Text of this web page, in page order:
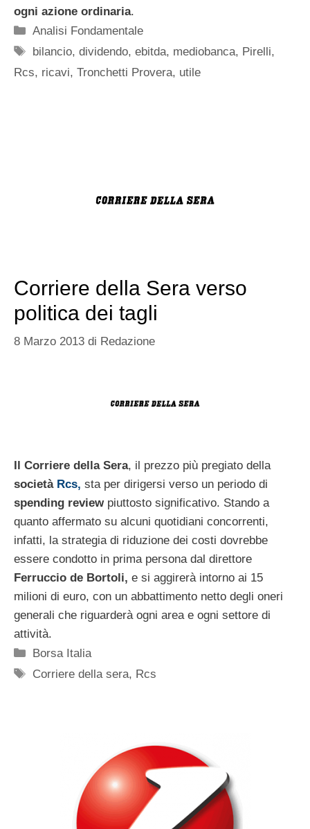
ogni azione ordinaria.
Categorie
Analisi Fondamentale
Tag
bilancio,dividendo,ebitda, mediobanca, Pirelli,
Rcs, ricavi, Tronchetti Provera, utile
Corriere della Sera verso
politica dei tagli
8 Marzo 2013 di Redazione
Il Corriere della Sera, il prezzo più pregiato della
società Rcs, sta per dirigersi verso un periodo di
spending review piuttosto significativo. Stando a
quanto affermato su alcuni quotidiani concorrenti,
infatti, la strategia di riduzione dei costi dovrebbe
essere condotto in prima persona dal direttore
Ferruccio de Bortoli, e si aggirerà intorno ai 15
milioni di euro, con un abbattimento netto degli oneri
generali che riguarderà ogni area e ogni settore di
attività.
Categorie
Borsa Italia
Tag
Corriere della sera, Rcs